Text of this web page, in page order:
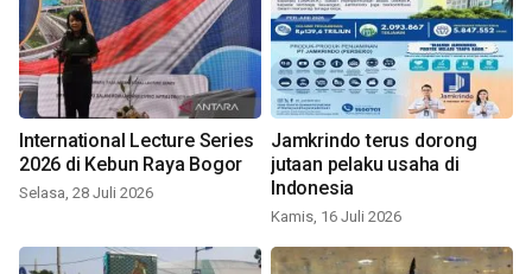
International Lecture Series
2026 di Kebun Raya Bogor
Selasa, 28 Juli 2026
Jamkrindo terus dorong
jutaan pelaku usaha di
Indonesia
Kamis, 16 Juli 2026